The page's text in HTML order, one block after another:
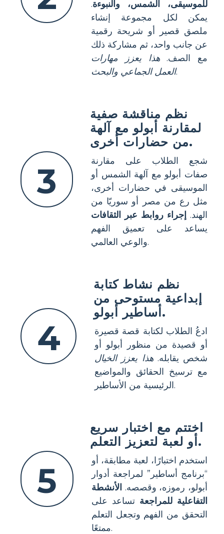
للموسيقى، الشمس، والنبوءة.
يمكن لكل مجموعة إنشاء
ملصق قصير أو شريحة رقمية
عن جانب واحد، ثم مشاركة ذلك
مع الصف.هذا يعزز مهارات
العمل الجماعي والبحث.
3
نظم مناقشة صفية
لمقارنة أبولو مع آلهة
من حضارات أخرى.
شجع الطلاب على مقارنة
صفات أبولو مع آلهة الشمس أو
الموسيقى في حضارات أخرى،
مثل رع من مصر أو سوريّا من
الهند. إجراء روابط عبر الثقافات
يساعد على تعميق الفهم
والوعي العالمي.
4
نظم نشاط كتابة
إبداعية مستوحى من
أساطير أبولو.
ادعُ الطلاب لكتابة قصة قصيرة
أو قصيدة من منظور أبولو أو
شخص يقابله.هذا يعزز الخيال
مع ترسيخ الحقائق والمواضيع
الرئيسية من الأساطير.
5
اختتم مع اختبار سريع
أو لعبة لتعزيز التعلم.
استخدم اختبارًا، لعبة مطابقة، أو
“برنامج أساطير” لمراجعة أدوار
أبولو، رموزه، وقصصه. الأنشطة
التفاعلية للمراجعة تساعد على
التحقق من الفهم وتجعل التعلم
ممتعًا.